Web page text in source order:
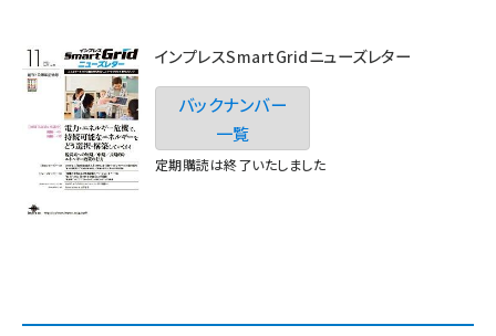
インプレスSmartGridニューズレター
バックナンバー
一覧
定期購読は終了いたしました